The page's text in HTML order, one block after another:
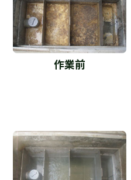
作業前